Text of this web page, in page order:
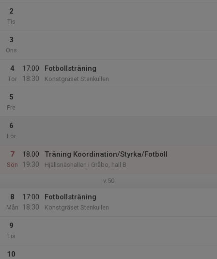
2
Tis
3
Ons
4
Tor
17:00
18:30
Fotbollsträning
Konstgräset Stenkullen
5
Fre
6
Lör
7
Sön
18:00
19:30
Träning Koordination/Styrka/Fotboll
Hjällsnäshallen i Gråbo, hall B
v.50
8
Mån
17:00
18:30
Fotbollsträning
Konstgräset Stenkullen
9
Tis
10